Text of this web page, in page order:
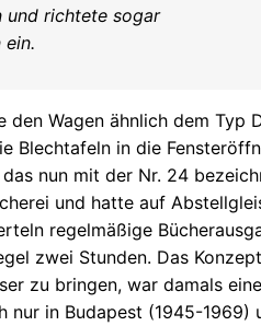
und richtete sogar
ein.
den Wagen ähnlich dem Typ
Blechtafeln in die
nun mit der Nr. 24
und hatte auf
regelmäßige
zwei Stunden. Das
zu bringen, war damals
nur in Budapest (1945-1969)